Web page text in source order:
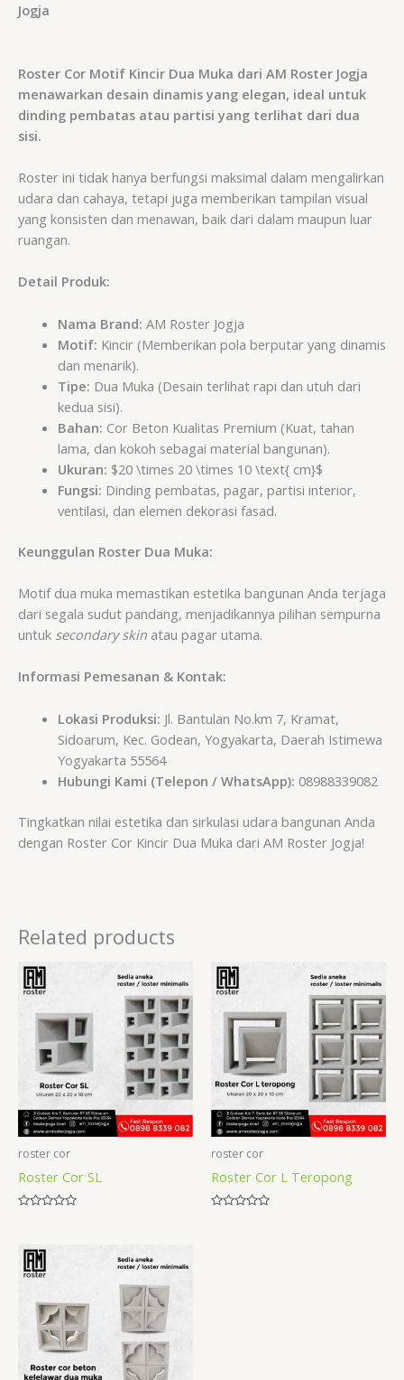
Jogja
Roster Cor Motif Kincir Dua Muka dari AM Roster Jogja
menawarkan desain dinamis yang elegan, ideal untuk
dinding pembatas atau partisi yang terlihat dari dua
sisi.
Roster ini tidak hanya berfungsi maksimal dalam mengalirkan
udara dan cahaya, tetapi juga memberikan tampilan visual
yang konsisten dan menawan, baik dari dalam maupun luar
ruangan.
Detail Produk:
Nama Brand: AM Roster Jogja
Motif: Kincir (Memberikan pola berputar yang dinamis
dan menarik).
Tipe: Dua Muka (Desain terlihat rapi dan utuh dari
kedua sisi).
Bahan: Cor Beton Kualitas Premium (Kuat, tahan
lama, dan kokoh sebagai material bangunan).
Ukuran: $20 \times 20 \times 10 \text{ cm}$
Fungsi: Dinding pembatas, pagar, partisi interior,
ventilasi, dan elemen dekorasi fasad.
Keunggulan Roster Dua Muka:
Motif dua muka memastikan estetika bangunan Anda terjaga
dari segala sudut pandang, menjadikannya pilihan sempurna
untuk secondary skin atau pagar utama.
Informasi Pemesanan & Kontak:
Lokasi Produksi: Jl. Bantulan No.km 7, Kramat,
Sidoarum, Kec. Godean, Yogyakarta, Daerah Istimewa
Yogyakarta 55564
Hubungi Kami (Telepon / WhatsApp): 08988339082
Tingkatkan nilai estetika dan sirkulasi udara bangunan Anda
dengan Roster Cor Kincir Dua Muka dari AM Roster Jogja!
Related products
roster cor
Roster Cor SL
of
roster cor
Roster Cor L Teropong